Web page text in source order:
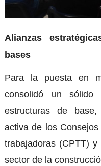
Alianzas
bases
Para la puesta en
consolidó un sólido
estructuras de base,
activa de los
trabajadoras (CPTT)
sector de la